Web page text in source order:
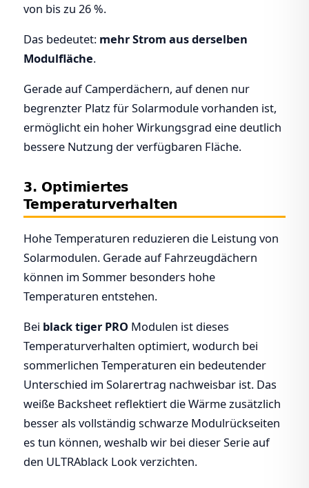
von bis zu 26 %.
Das bedeutet: mehr Strom aus derselben
Modulfläche.
Gerade auf Camperdächern, auf denen nur
begrenzter Platz für Solarmodule vorhanden ist,
ermöglicht ein hoher Wirkungsgrad eine deutlich
bessere Nutzung der verfügbaren Fläche.
3. Optimiertes
Temperaturverhalten
Hohe Temperaturen reduzieren die Leistung von
Solarmodulen. Gerade auf Fahrzeugdächern
können im Sommer besonders hohe
Temperaturen entstehen.
Bei black tiger PRO Modulen ist dieses
Temperaturverhalten optimiert, wodurch bei
sommerlichen Temperaturen ein bedeutender
Unterschied im Solarertrag nachweisbar ist. Das
weiße Backsheet reflektiert die Wärme zusätzlich
besser als vollständig schwarze Modulrückseiten
es tun können, weshalb wir bei dieser Serie auf
den ULTRAblack Look verzichten.